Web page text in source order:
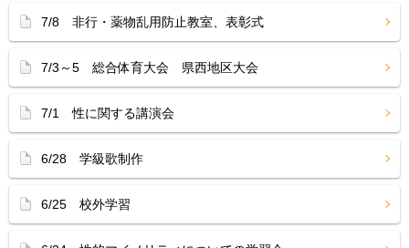
7/8 非行・薬物乱用防止教室、表彰式
7/3～5 総合体育大会 県西地区大会
7/1 性に関する講演会
6/28 学級歌制作
6/25 校外学習